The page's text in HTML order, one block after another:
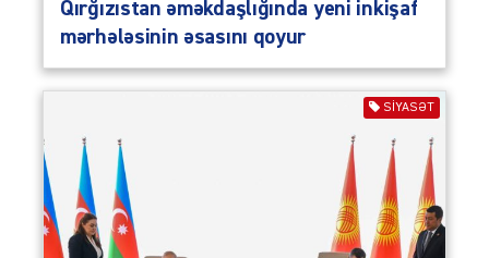
Qırğızıstan əməkdaşlığında yeni inkişaf
mərhələsinin əsasını qoyur
SIYASƏT